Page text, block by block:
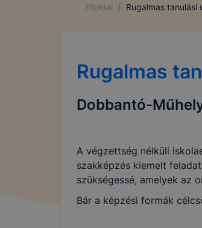
Főoldal / Rugalmas tanulási
Rugalmas
Dobbantó-
A végzettség nélküli
szakképzés kiemelt
szükségessé, amelyek az
Bár a képzési formák